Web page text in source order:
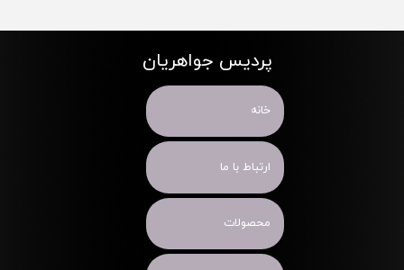
پردیس جواهریان
خانه
ارتباط با ما
محصولات